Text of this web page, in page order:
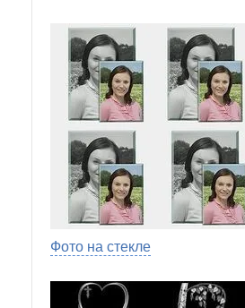
Фото на стекле